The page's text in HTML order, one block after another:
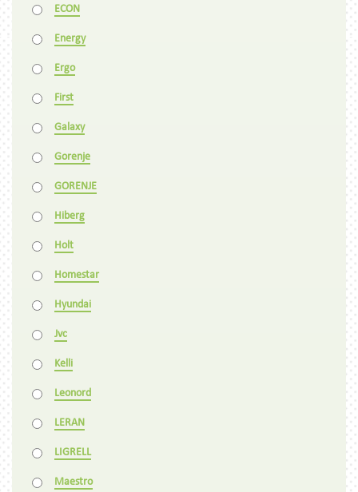
ECON
Energy
Ergo
First
Galaxy
Gorenje
GORENJE
Hiberg
Holt
Homestar
Hyundai
Jvc
Kelli
Leonord
LERAN
LIGRELL
Maestro